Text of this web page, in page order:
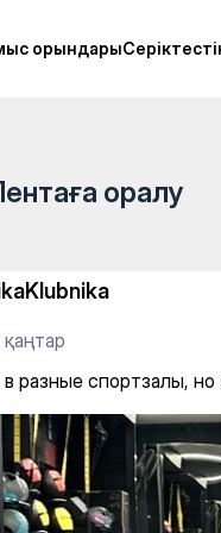
орындары
орындарыэтот
оралу
қаңтар
разные спортзалы,